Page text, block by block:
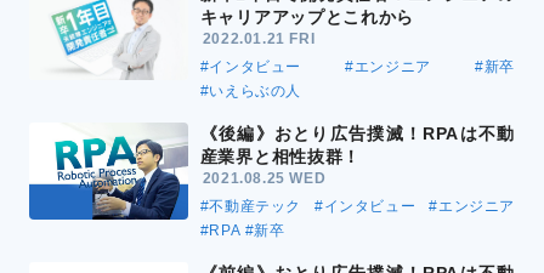
キャリアアップとこれから
2022.01.21 FRI
#インタビュー
#エンジニア
#新卒
#いえらぶの人
《後編》おとり広告撲滅！RPAは不動
産業界と相性抜群！
2021.08.25 WED
#不動産テック
#インタビュー
#エンジニア
#RPA #新卒